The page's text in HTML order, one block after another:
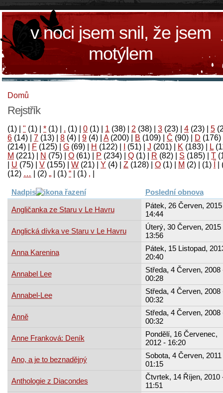
v noci jsem snil, že jsem
motýlem
Domů
Rejstřík
(1) " (1) * (1) . (1) 0 (1) 1 (38) 2 (38) 3 (23) 4 (23) 5
6 (14) 7 (13) 8 (4) 9 (4) A(200) B (109) Č (90) D (176)
(214)
F (125) G (69) H (122) (51) J (201) K (183) L
M (221) N (75) O (61) P (234) Q (1) R (82) S (185) T
U (75) V (155) W (21) Y (4) Z (128) Ο (1) М (2)
(1)
‚
(1)
“
(1)
„
(2)
…
(12)
Nadpis Poslední obnova
Angličanka ze Staru v Le Havru
Pátek, 26 Červen,
14:44
Anglická dívka ve Staru v Le Havru
Úterý, 30 Červen, 2015
13:56
Anna Karenina
Pátek, 15 Listopad,
20:40
Annabel Lee
Středa, 4 Červen, 2008
00:28
Annabel-Lee
Středa, 4 Červen, 2008
00:32
Anně
Středa, 4 Červen, 2008
00:32
Anne Franková: Deník
Pondělí, 16 Červenec,
2012 - 16:20
Ano, a je to beznadějný
Sobota, 4 Červen, 2011
01:15
Anthologie z Diacondes
Čtvrtek, 14 Říjen, 2010
11:51